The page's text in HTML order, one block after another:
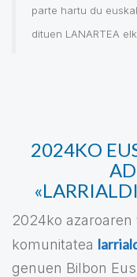
parte hartu du
dituen LANARTEA
2024KO
2024ko
komunitatea
genuen Bilbon